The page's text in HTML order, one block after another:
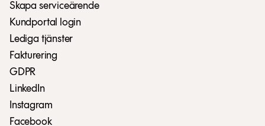
Skapa serviceärende
Kundportal login
Lediga tjänster
Fakturering
GDPR
LinkedIn
Instagram
Facebook